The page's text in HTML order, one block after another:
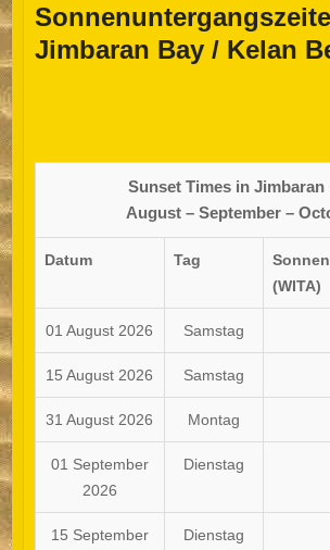
Jimbaran Bay / Kelan
Sunset Times in Jimbaran
August – September –
Datum Tag
(WITA)
01 August 2026 Samstag
15 August 2026 Samstag
31 August 2026 Montag
01 September
2026
Dienstag
15 September
Dienstag